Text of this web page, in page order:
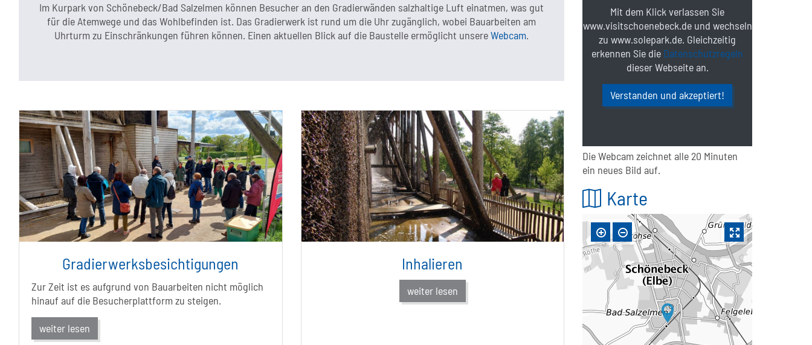
Im Kurpark von Schönebeck/Bad Salzelmen können Besucher an den Gradierwänden salzhaltige Luft einatmen, was gut
für die Atemwege und das Wohlbefinden ist. Das Gradierwerk ist rund um die Uhr zugänglich, wobei Bauarbeiten am
Uhrturm zu Einschränkungen führen können. Einen aktuellen Blick auf die Baustelle ermöglicht unsereWebcam.
Gradierwerksbesichtigungen
Zur Zeit ist es aufgrund von Bauarbeiten nicht möglich
hinauf auf die Besucherplattform zu steigen.
weiter lesen
Inhalieren
weiter lesen
Mit dem Klick verlassen Sie
www.visitschoenebeck.de und wechseln
zu www.solepark.de. Gleichzeitig
erkennen Sie die Datenschutzregeln
dieser Webseite an.
Verstanden und akzeptiert!
Die Webcam zeichnet alle 20 Minuten
ein neues Bild auf.
Karte